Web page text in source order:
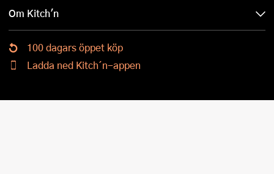
Om Kitch'n
100 dagars öppet köp
Ladda ned Kitch´n-appen